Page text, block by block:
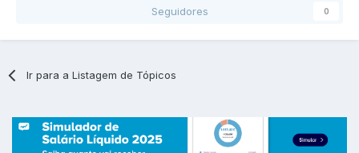
Seguidores 0
Ir para a Listagem de Tópicos